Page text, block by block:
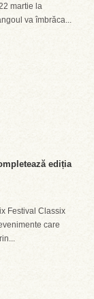
martie la
va îmbrăca...
ediția
Festival Classix
care